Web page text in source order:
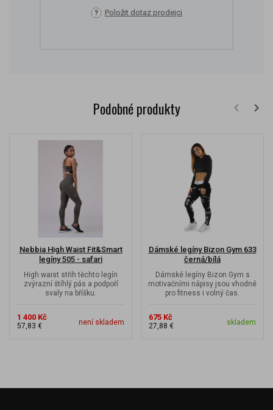
Položit dotaz prodejci
Podobné produkty
Nebbia High Waist Fit&Smart
legíny 505 - safari
High waist střih těchto legín
zvýrazní štíhlý pás a podpoří
svaly na bříšku.
1 400 Kč
57,83 € není skladem
Dámské legíny Bizon Gym 633
černá/bílá
Dámské legíny Bizon Gym s
motivačními nápisy jsou vhodné
pro fitness i volný čas.
675 Kč
27,88 € skladem